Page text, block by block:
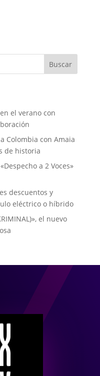
Buscar
el verano con
Colombia con Amaia
de historia
a 2 Voces»
descuentos y
eléctrico o híbrido
el nuevo